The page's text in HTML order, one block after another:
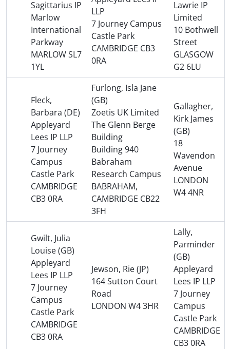
Sagittarius IP
Marlow
International
Parkway
MARLOW SL7
1YL
LLP
7 Journey Campus
Castle Park
CAMBRIDGE CB3
0RA
Lawrie IP
Limited
10 Bothwell
Street
GLASGOW
G2 6LU
Fleck,
Barbara (DE)
Appleyard
Lees IP LLP
7 Journey
Campus
Castle Park
CAMBRIDGE
CB3 0RA
Furlong, Isla Jane
(GB)
Zoetis UK Limited
The Glenn Berge
Building
Building 940
Babraham
Research Campus
BABRAHAM,
CAMBRIDGE CB22
3FH
Gallagher,
Kirk James
(GB)
18
Wavendon
Avenue
LONDON
W4 4NR
Gwilt, Julia
Louise (GB)
Appleyard
Lees IP LLP
7 Journey
Campus
Castle Park
CAMBRIDGE
CB3 0RA
Jewson, Rie (JP)
164 Sutton Court
Road
LONDON W4 3HR
Lally,
Parminder
(GB)
Appleyard
Lees IP LLP
7 Journey
Campus
Castle Park
CAMBRIDGE
CB3 0RA